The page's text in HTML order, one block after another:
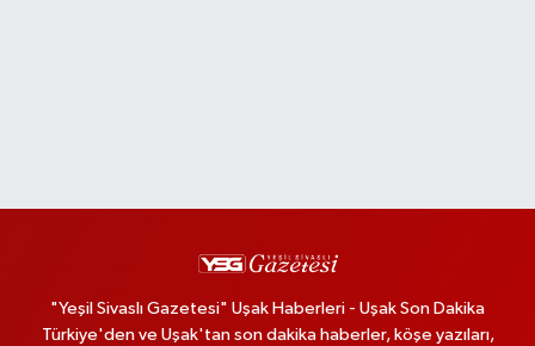
"Yeşil Sivaslı Gazetesi" Uşak Haberleri - Uşak Son Dakika
Türkiye'den ve Uşak'tan son dakika haberler, köşe yazıları,